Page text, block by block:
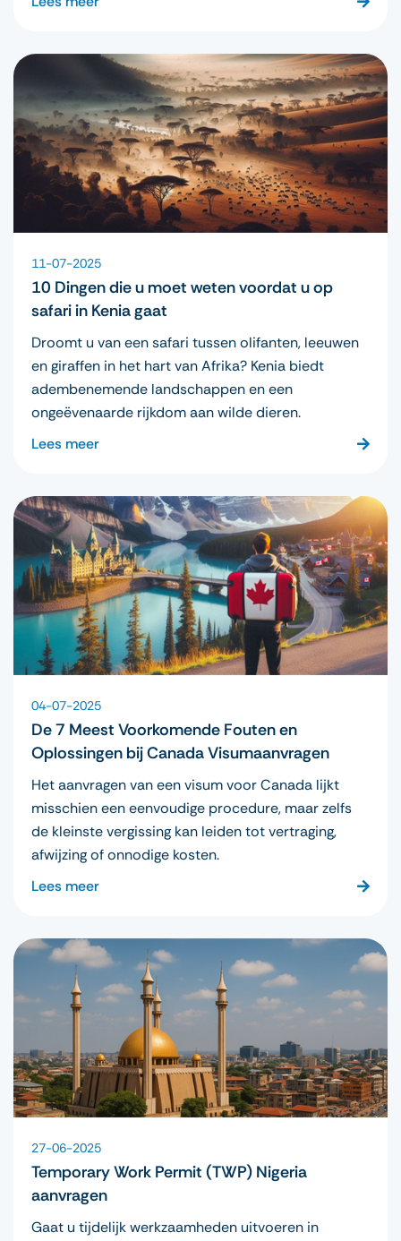
11-07-2025
10 Dingen die u moet weten voordat u op
safari in Kenia gaat
Droomt u van een safari tussen olifanten, leeuwen
en giraffen in het hart van Afrika? Kenia biedt
adembenemende landschappen en een
ongeëvenaarde rijkdom aan wilde dieren.
Lees meer
04-07-2025
De 7 Meest Voorkomende Fouten en
Oplossingen bij Canada Visumaanvragen
Het aanvragen van een visum voor Canada lijkt
misschien een eenvoudige procedure, maar zelfs
de kleinste vergissing kan leiden tot vertraging,
afwijzing of onnodige kosten.
Lees meer
27-06-2025
Temporary Work Permit (TWP) Nigeria
aanvragen
Gaat u tijdelijk werkzaamheden uitvoeren in